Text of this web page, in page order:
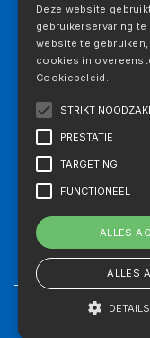
Privacyverklaring
Deze website
gebruikerservaring
website te
cookies in
Cookiebeleid.
STRIKT
PRESTATIE
TARGETING
FUNCTIONEEL
ALLES
ALLES